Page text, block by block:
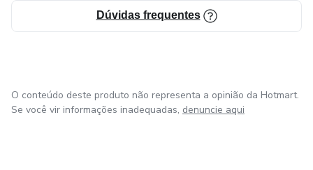
Dúvidas frequentes
O conteúdo deste produto não representa a opinião da Hotmart.
Se você vir informações inadequadas, denuncie aqui